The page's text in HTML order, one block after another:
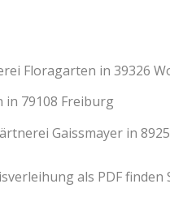
Floragarten in 39326
in 79108 Freiburg
Gaissmayer in
als PDF finden